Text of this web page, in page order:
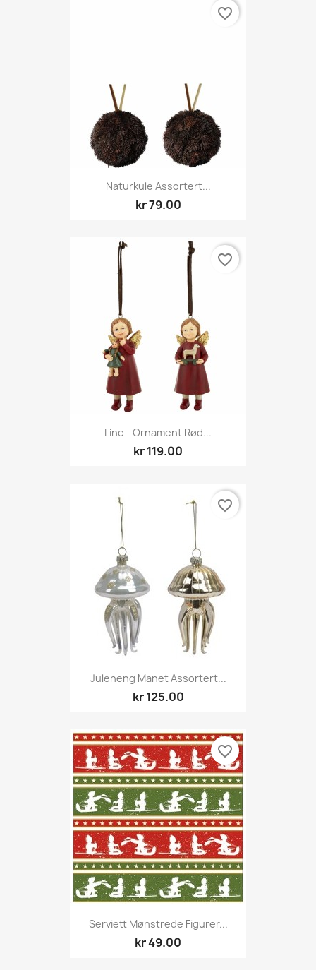
Naturkule Assortert...
kr 79.00
favorite_border
Line - Ornament Rød...
kr 119.00
favorite_border
Juleheng Manet Assortert...
kr 125.00
favorite_border
Serviett Mønstrede Figurer...
kr 49.00
favorite_border